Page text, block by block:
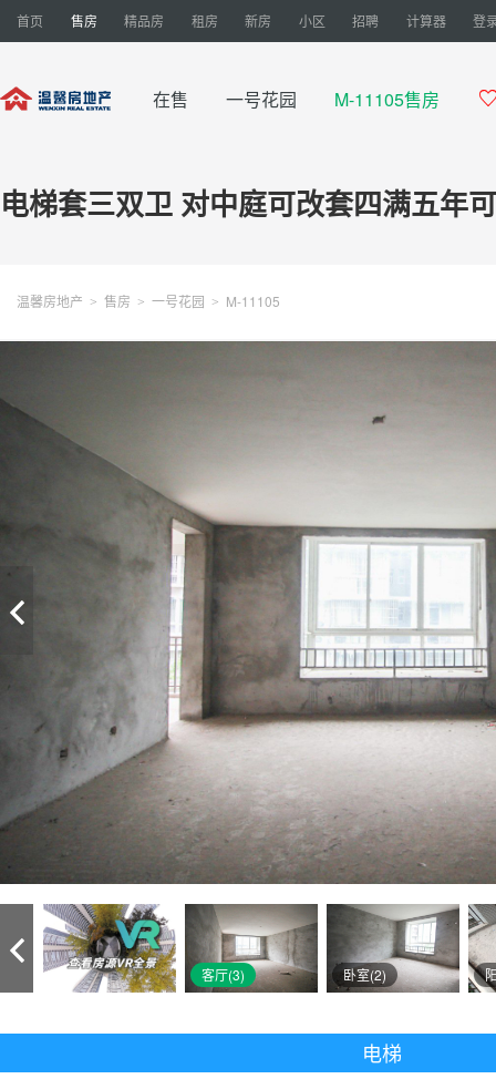
首页 售房 精品房 租房 新房 小区 招聘 计算器 登
在售 一号花园 M-11105售房
电梯套三双卫 对中庭可改套四满五年
温馨房地产 > 售房 > 一号花园 > M-11105
客厅(3) 卧室(2)
电梯